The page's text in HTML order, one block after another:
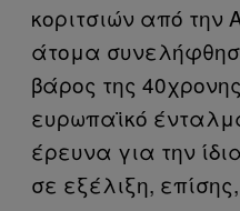
κοριτσιών από
άτομα
βάρος της
ευρωπαϊκό
έρευνα για την
σε εξέλιξη,